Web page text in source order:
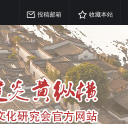
投稿邮箱 收藏本站